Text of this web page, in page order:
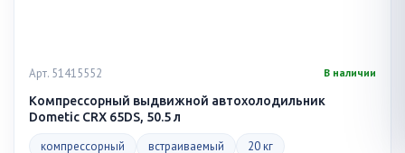
Арт. 51415552 В наличии
Компрессорный выдвижной автохолодильник
Dometic CRX 65DS, 50.5 л
компрессорный встраиваемый 20 кг